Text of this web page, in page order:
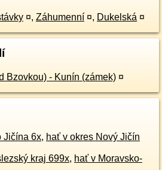
¤, Záhumenní ¤, Dukelská ¤
Bzovkou) - Kunín (zámek) ¤
Jičína 6x, hať v okres Nový Jičín
kraj 699x, hať v Moravsko-